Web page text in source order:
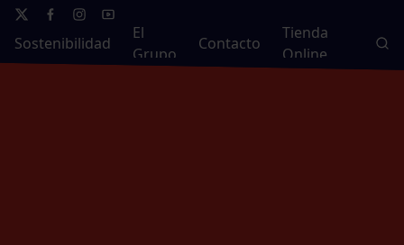
Sostenibilidad
El
Grupo
Contacto
Tienda
Online